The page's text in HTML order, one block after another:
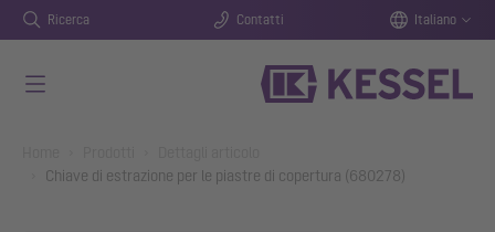
Ricerca Contatti Italiano
Chiave di estrazione per le piastre di copertura (680278)